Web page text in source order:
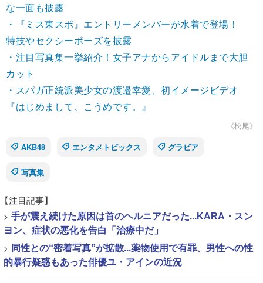
な一面も披露
・『ミス東スポ』エントリーメンバーが水着で登場！
特技やセクシーポーズを披露
・注目写真集一挙紹介！女子アナからアイドルまで大胆
カット
・スパガ正統派美少女の渡邉幸愛、初イメージビデオ
『はじめまして、こうめです。』
《松尾》
AKB48
エンタメトピックス グラビア
写真集
【注目記事】
> 手が震え続けた原因は首のヘルニアだった...KARA・スン
ヨン、症状の悪化を告白「治療中だ」
> 同性との“密着写真”が拡散...薬物使用で有罪、男性への性
的暴行疑惑もあった俳優ユ・アインの近況